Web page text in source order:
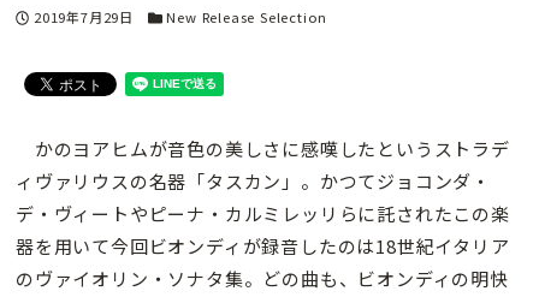
投稿日
2019年7月29日 カテゴリー
New Release Selection
かのヨアヒムが音色の美しさに感嘆したというストラデ
ィヴァリウスの名器「タスカン」。かつてジョコンダ・
デ・ヴィートやピーナ・カルミレッリらに託されたこの楽
器を用いて今回ビオンディが録音したのは18世紀イタリア
のヴァイオリン・ソナタ集。どの曲も、ビオンディの明快